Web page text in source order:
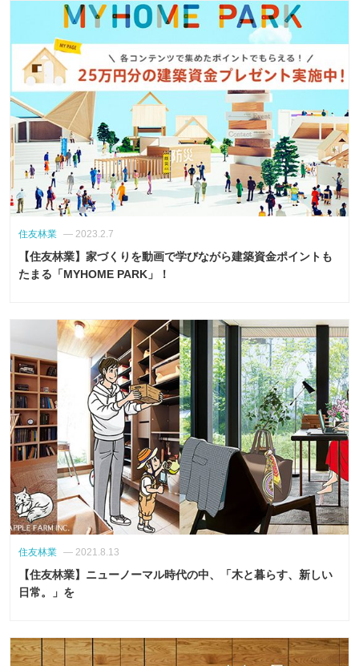
住友林業 — 2023.2.7
【住友林業】家づくりを動画で学びながら建築資金ポイントも
たまる「MYHOME PARK」！
住友林業 — 2021.8.13
【住友林業】ニューノーマル時代の中、「木と暮らす、新しい
日常。」を